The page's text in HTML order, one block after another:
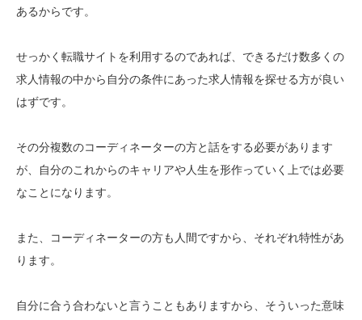
あるからです。
せっかく転職サイトを利用するのであれば、できるだけ数多くの
求人情報の中から自分の条件にあった求人情報を探せる方が良い
はずです。
その分複数のコーディネーターの方と話をする必要があります
が、自分のこれからのキャリアや人生を形作っていく上では必要
なことになります。
また、コーディネーターの方も人間ですから、それぞれ特性があ
ります。
自分に合う合わないと言うこともありますから、そういった意味